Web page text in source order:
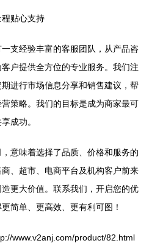
贴心支持
支经验丰富的客服团队，从产品咨
户提供全方位的专业服务。我们注
进行市场信息分享和销售建议，帮
策略。我们的目标是成为商家最可
成功。
意味着选择了品质、价格和服务的
、超市、电商平台及机构客户前来
更大价值。联系我们，开启您的优
简单、更高效、更有利可图！
www.v2anj.com/product/82.html